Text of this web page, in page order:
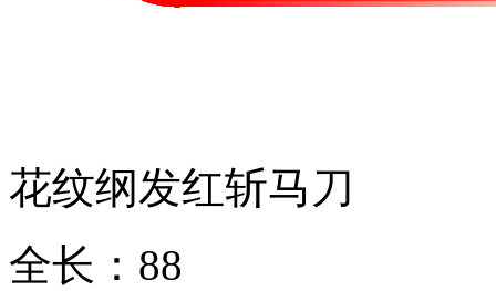
花纹纲发红斩马刀
全长：88